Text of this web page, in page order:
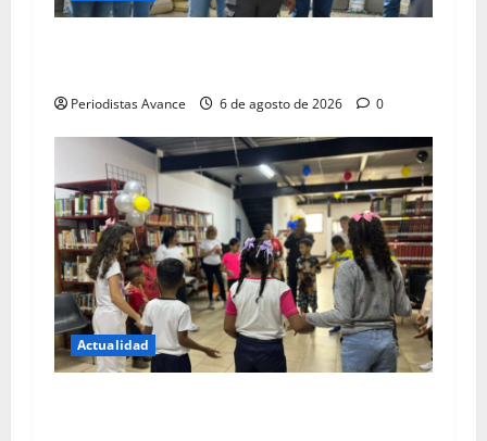
Periodistas Avance 6 de agosto de 2026 0
Actualidad